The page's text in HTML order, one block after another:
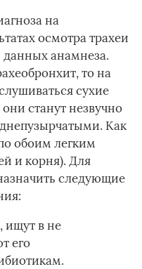
на
осмотра трахеи
анамнеза.
то на
сухие
станут незвучно
Как
обоим легким
и корня). Для
следующие
ищут в не
его